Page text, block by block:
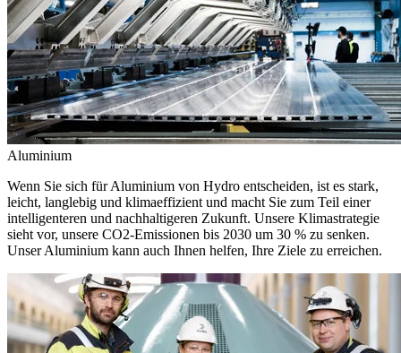
Aluminium
Wenn Sie sich für Aluminium von Hydro entscheiden, ist es stark,
leicht, langlebig und klimaeffizient und macht Sie zum Teil einer
intelligenteren und nachhaltigeren Zukunft. Unsere Klimastrategie
sieht vor, unsere CO2-Emissionen bis 2030 um 30 % zu senken.
Unser Aluminium kann auch Ihnen helfen, Ihre Ziele zu erreichen.